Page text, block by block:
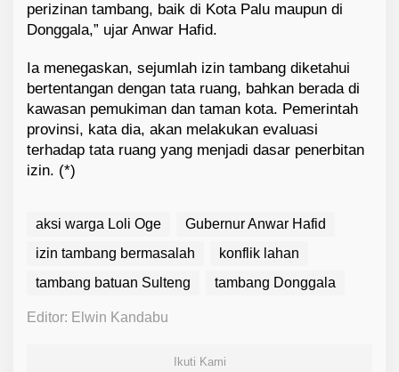
perizinan tambang, baik di Kota Palu maupun di
Donggala,” ujar Anwar Hafid.
Ia menegaskan, sejumlah izin tambang diketahui
bertentangan dengan tata ruang, bahkan berada di
kawasan pemukiman dan taman kota. Pemerintah
provinsi, kata dia, akan melakukan evaluasi
terhadap tata ruang yang menjadi dasar penerbitan
izin. (*)
aksi warga Loli Oge
Gubernur Anwar Hafid
izin tambang bermasalah
konflik lahan
tambang batuan Sulteng
tambang Donggala
Editor: Elwin Kandabu
Ikuti Kami